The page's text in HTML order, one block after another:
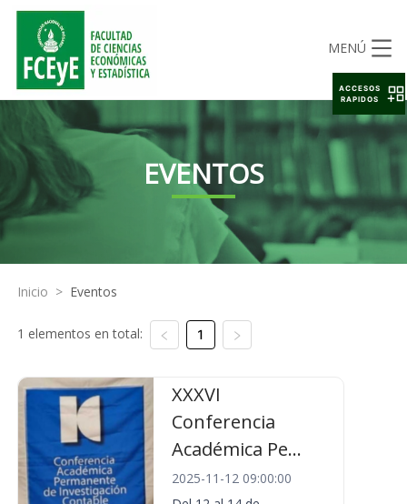
MENÚ
EVENTOS
Inicio > Eventos
1 elementos en total: 1
XXXVI
Conferencia
Académica Pe...
2025-11-12 09:00:00
ACCESOS
RAPIDOS